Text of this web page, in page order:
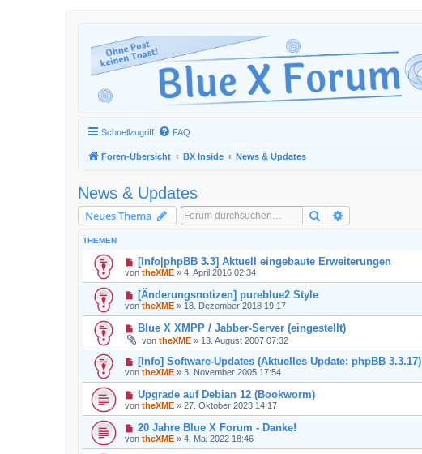
Schnellzugriff FAQ
Foren-Übersicht BX Inside News & Updates
News & Updates
Neues Thema Suche
THEMEN
[Info|phpBB 3.3] Aktuell eingebaute Erweiterungen
von theXME » 4. April 2016 02:34
[Änderungsnotizen] pureblue2 Style
von theXME » 18. Dezember 2018 19:17
Blue X XMPP / Jabber-Server (eingestellt)
von theXME » 13. August 2007 07:32
[Info] Software-Updates (Aktuelles Update: phpBB 3.3.17)
von theXME » 3. November 2005 17:54
Upgrade auf Debian 12 (Bookworm)
von theXME » 27. Oktober 2023 14:17
20 Jahre Blue X Forum - Danke!
von theXME » 4. Mai 2022 18:46